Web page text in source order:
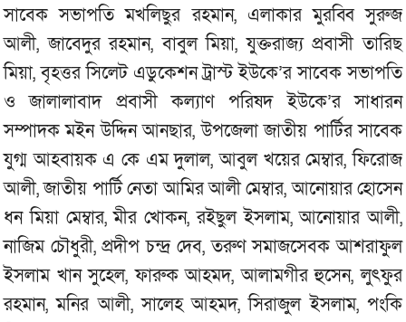
সাবেক সভাপতি মখলিছুর রহমান, এলাকার মুরব্বি সুরুজ
আলী, জাবেদুর রহমান, বাবুল মিয়া, যুক্তরাজ্য প্রবাসী তারিছ
মিয়া, বৃহত্তর সিলেট এডুকেশন ট্রাস্ট ইউকে’র সাবেক সভাপতি
ও জালালাবাদ প্রবাসী কল্যাণ পরিষদ ইউকে’র সাধারন
সম্পাদক মইন উদ্দিন আনছার, উপজেলা জাতীয় পার্টির সাবেক
যুগ্ম আহবায়ক এ কে এম দুলাল, আবুল খয়ের মেম্বার, ফিরোজ
আলী, জাতীয় পার্টি নেতা আমির আলী মেম্বার, আনোয়ার হোসেন
ধন মিয়া মেম্বার, মীর খোকন, রইছুল ইসলাম, আনোয়ার আলী,
নাজিম চৌধুরী, প্রদীপ চন্দ্র দেব, তরুণ সমাজসেবক আশরাফুল
ইসলাম খান সুহেল, ফারুক আহমদ, আলামগীর হুসেন, লুৎফুর
রহমান, মনির আলী, সালেহ আহমদ, সিরাজুল ইসলাম, পংকি